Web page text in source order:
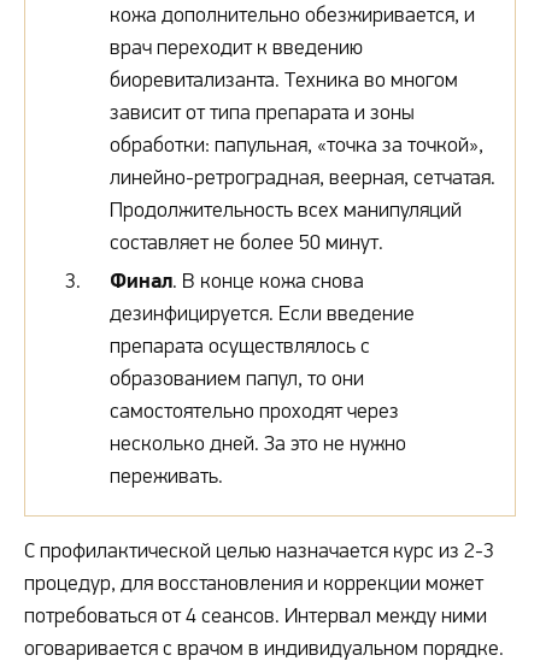
кожа дополнительно обезжиривается, и
врач переходит к введению
биоревитализанта. Техника во многом
зависит от типа препарата и зоны
обработки: папульная, «точка за точкой»,
линейно-ретроградная, веерная, сетчатая.
Продолжительность всех манипуляций
составляет не более 50 минут.
Финал. В конце кожа снова
дезинфицируется. Если введение
препарата осуществлялось с
образованием папул, то они
самостоятельно проходят через
несколько дней. За это не нужно
переживать.
С профилактической целью назначается курс из 2-3
процедур, для восстановления и коррекции может
потребоваться от 4 сеансов. Интервал между ними
оговаривается с врачом в индивидуальном порядке.